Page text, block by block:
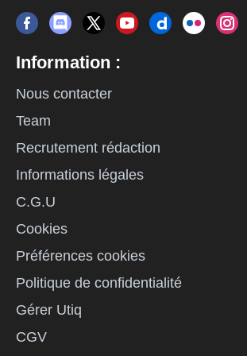
Information :
Nous contacter
Team
Recrutement rédaction
Informations légales
C.G.U
Cookies
Préférences cookies
Politique de confidentialité
Gérer Utiq
CGV